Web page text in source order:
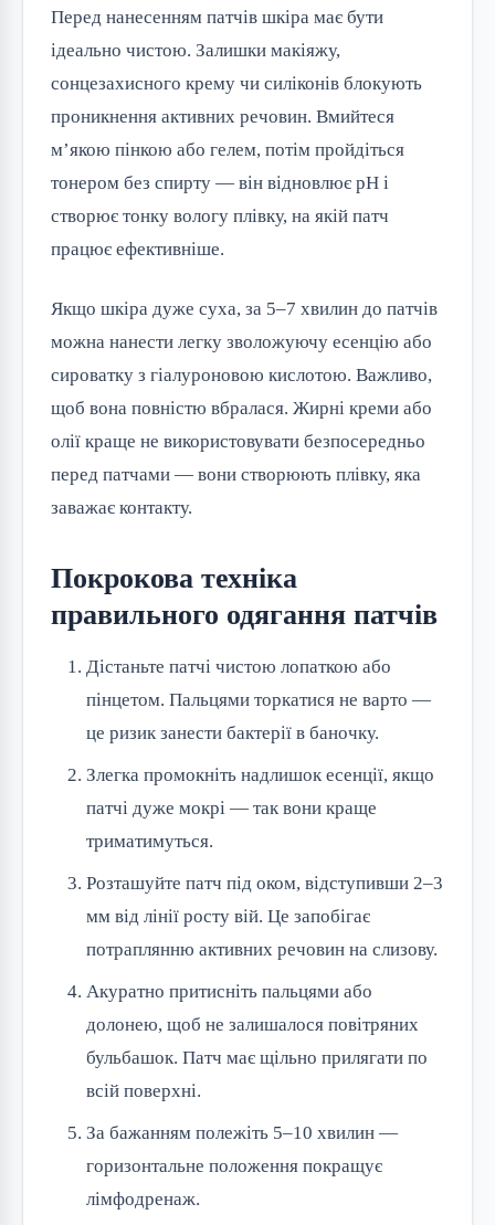
Перед нанесенням патчів шкіра має бути
ідеально чистою. Залишки макіяжу,
сонцезахисного крему чи силіконів блокують
проникнення активних речовин. Вмийтеся
м’якою пінкою або гелем, потім пройдіться
тонером без спирту — він відновлює pH і
створює тонку вологу плівку, на якій патч
працює ефективніше.
Якщо шкіра дуже суха, за 5–7 хвилин до патчів
можна нанести легку зволожуючу есенцію або
сироватку з гіалуроновою кислотою. Важливо,
щоб вона повністю вбралася. Жирні креми або
олії краще не використовувати безпосередньо
перед патчами — вони створюють плівку, яка
заважає контакту.
Покрокова техніка
правильного одягання патчів
Дістаньте патчі чистою лопаткою або
пінцетом. Пальцями торкатися не варто —
це ризик занести бактерії в баночку.
Злегка промокніть надлишок есенції, якщо
патчі дуже мокрі — так вони краще
триматимуться.
Розташуйте патч під оком, відступивши 2–3
мм від лінії росту вій. Це запобігає
потраплянню активних речовин на слизову.
Акуратно притисніть пальцями або
долонею, щоб не залишалося повітряних
бульбашок. Патч має щільно прилягати по
всій поверхні.
За бажанням полежіть 5–10 хвилин —
горизонтальне положення покращує
лімфодренаж.